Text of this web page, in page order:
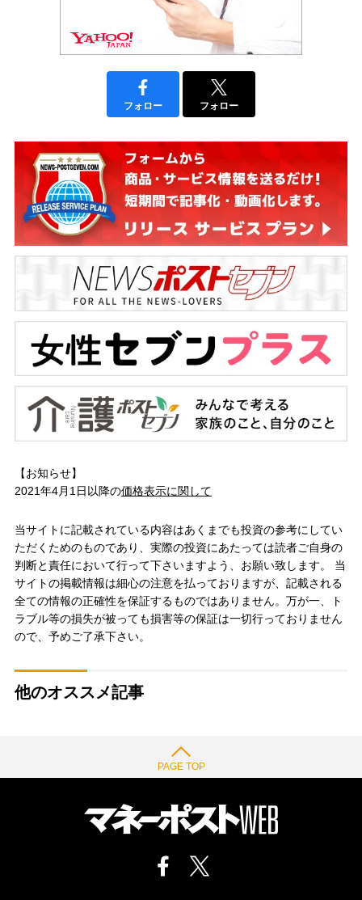
フォロー フォロー
【お知らせ】
2021年4月1日以降の価格表示に関して
当サイトに記載されている内容はあくまでも投資の参考にしてい
ただくためのものであり、実際の投資にあたっては読者ご自身の
判断と責任において行って下さいますよう、お願い致します。 当
サイトの掲載情報は細心の注意を払っておりますが、記載される
全ての情報の正確性を保証するものではありません。万が一、ト
ラブル等の損失が被っても損害等の保証は一切行っておりません
ので、予めご了承下さい。
他のオススメ記事
PAGE TOP